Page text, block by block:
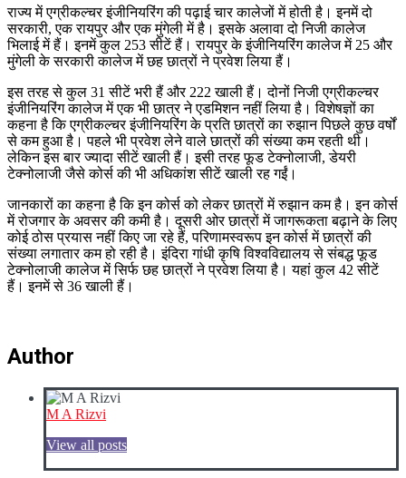
राज्य में एग्रीकल्चर इंजीनियरिंग की पढ़ाई चार कालेजों में होती है। इनमें दो
सरकारी, एक रायपुर और एक मुंगेली में है। इसके अलावा दो निजी कालेज
भिलाई में हैं। इनमें कुल 253 सीटें हैं। रायपुर के इंजीनियरिंग कालेज में 25 और
मुंगेली के सरकारी कालेज में छह छात्रों ने प्रवेश लिया हैं।
इस तरह से कुल 31 सीटें भरी हैं और 222 खाली हैं। दोनों निजी एग्रीकल्चर
इंजीनियरिंग कालेज में एक भी छात्र ने एडमिशन नहीं लिया है। विशेषज्ञों का
कहना है कि एग्रीकल्चर इंजीनियरिंग के प्रति छात्रों का रुझान पिछले कुछ वर्षों
से कम हुआ है। पहले भी प्रवेश लेने वाले छात्रों की संख्या कम रहती थी।
लेकिन इस बार ज्यादा सीटें खाली हैं। इसी तरह फूड टेक्नोलाजी, डेयरी
टेक्नोलाजी जैसे कोर्स की भी अधिकांश सीटें खाली रह गईं।
जानकारों का कहना है कि इन कोर्स को लेकर छात्रों में रुझान कम है। इन कोर्स
में रोजगार के अवसर की कमी है। दूसरी ओर छात्रों में जागरूकता बढ़ाने के लिए
कोई ठोस प्रयास नहीं किए जा रहे हैं, परिणामस्वरूप इन कोर्स में छात्रों की
संख्या लगातार कम हो रही है। इंदिरा गांधी कृषि विश्वविद्यालय से संबद्ध फूड
टेक्नोलाजी कालेज में सिर्फ छह छात्रों ने प्रवेश लिया है। यहां कुल 42 सीटें
हैं। इनमें से 36 खाली हैं।
Author
M A Rizvi
View all posts